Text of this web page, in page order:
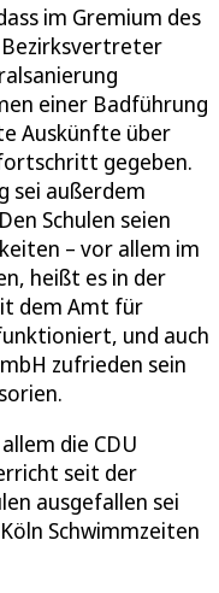
im Gremium des
Bezirksvertreter
einer Badführung
Auskünfte über
gegeben.
sei außerdem
Schulen seien
– vor allem im
heißt es in der
dem Amt für
und auch
zufrieden sein
die CDU
seit der
ausgefallen sei
Schwimmzeiten